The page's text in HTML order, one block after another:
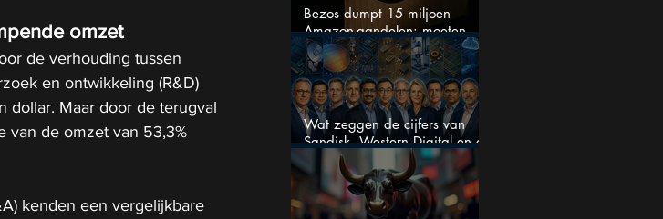
omzet
de verhouding tussen
en ontwikkeling (R&D)
dollar. Maar door de terugval
van de omzet van 53,3%
kenden een vergelijkbare
Bezos dumpt 15 miljoen
Amazon-aandelen: moeten
beleggers zich zorgen maken?
Wat zeggen de cijfers van
Sandisk, Western Digital en de
AI-Infrastructuur aandelen mij
werkelijk